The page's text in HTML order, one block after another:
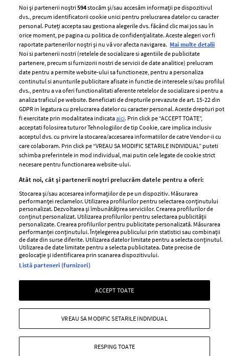
ELLE Style Awards
2024
Despre ELLE
Romania
Contact
Abonamente
Termeni si conditii
Politica de
confidențialitate
Politica de cookies
Publicitate
Stiri
GSP
Unica
Baby
Retete
Libertatea pentru
Viva
Avantaje
Retete practice
Pariază responsabil! Decizia ONJN nr. 821/25.09.2025.
Jocurile de noroc sunt interzise minorilor.
Noi și partenerii noștri594stocăm și/sau accesăm informații pe dispozitivul
dvs., precum identificatorii cookie unici pentru prelucrarea datelor cu caracter
personal. Puteți accepta sau gestiona alegerile dvs. făcând clic mai jos sau în
orice moment, pe pagina cu politica de confidențialitate. Aceste alegeri vor fi
raportate partenerilor noștri și nu vă vor afecta navigarea. Mai multe detalii
Noi si partenerii nostri (retelele de socializare si agentiile de publicitate
partenere, precum si furnizorii nostri de servicii de date analitice) prelucram
date pentru a permite website-ului sa functioneze, pentru a personaliza
continutul si anunturile publicitare afisate in functie de interesele si/sau profilul
dvs., pentru a va oferi functionalitati aferente retelelor de socializare si pentru a
analiza traficul pe website. Beneficiati de drepturile prevazute de art. 15-22 din
GDPR in legatura cu prelucrarea datelor cu caracter personal. Aceste drepturi pot
fi exercitate prin modalitatea indicataaici. Prin click pe “ACCEPT TOATE”,
acceptati folosirea tuturor Tehnologiilor de tip Cookie, care implica inclusiv
acceptul dvs. cu privire la stocarea/accesarea informatiilor de catre Vendor-ii cu
care colaboram. Prin click pe “VREAU SA MODIFIC SETARILE INDIVIDUAL” puteti
schimba preferintele in mod individual, mai putin cele legate de cookie strict
necesare pentru functionarea website-ului.
Atât noi, cât și partenerii noștri prelucrăm datele pentru a oferi:
Stocarea și/sau accesarea informațiilor de pe un dispozitiv. Măsurarea
performanței reclamelor. Utilizarea profilurilor pentru selectarea conținutului
personalizat. Dezvoltarea și îmbunătățirea serviciilor. Crearea profilurilor de
conținut personalizat. Utilizarea profilurilor pentru selectarea publicității
personalizate. Crearea profilurilor pentru publicitate personalizată. Măsurarea
performanței conținutului. Înțelegerea publicului prin statistici sau combinații
de date din surse diferite. Utilizarea datelor limitate pentru a selecta conținutul.
Utilizarea de date limitate pentru a selecta publicitatea. Date precise de
geolocație și identificarea prin scanarea dispozitivului.
Listă parteneri (furnizori)
ACCEPT TOATE
RESPING TOATE
VREAU SA MODIFIC SETARILE INDIVIDUAL